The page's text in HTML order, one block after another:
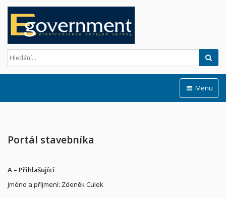
Menu
Portál stavebníka
A – Přihlašující
Jméno a příjmení: Zdeněk Culek